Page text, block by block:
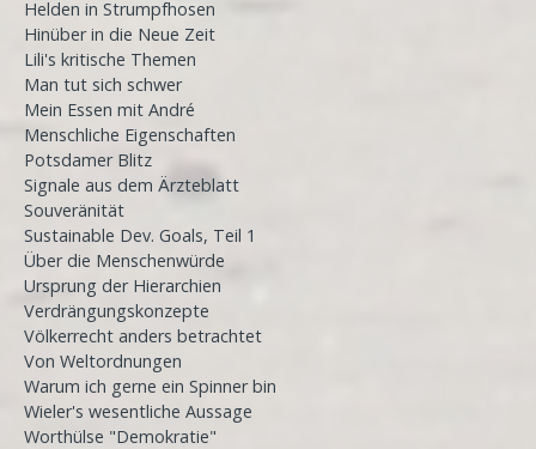
Helden in Strumpfhosen
Hinüber in die Neue Zeit
Lili's kritische Themen
Man tut sich schwer
Mein Essen mit André
Menschliche Eigenschaften
Potsdamer Blitz
Signale aus dem Ärzteblatt
Souveränität
Sustainable Dev. Goals, Teil 1
Über die Menschenwürde
Ursprung der Hierarchien
Verdrängungskonzepte
Völkerrecht anders betrachtet
Von Weltordnungen
Warum ich gerne ein Spinner bin
Wieler's wesentliche Aussage
Worthülse "Demokratie"